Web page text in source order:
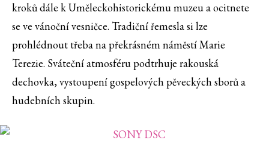
kroků dále k Uměleckohistorickému muzeu a ocitnete
se ve vánoční vesničce. Tradiční řemesla si lze
prohlédnout třeba na překrásném náměstí Marie
Terezie. Sváteční atmosféru podtrhuje rakouská
dechovka, vystoupení gospelových pěveckých sborů a
hudebních skupin.